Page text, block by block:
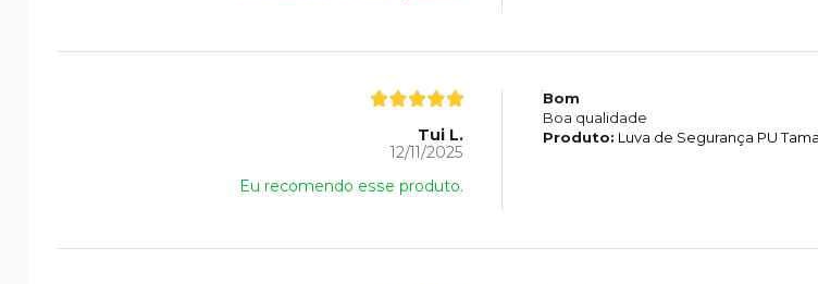
Tui L.
12/11/2025
Eu recomendo esse produto.
Bom
Boa qualidade
Produto: Luva de Segurança PU